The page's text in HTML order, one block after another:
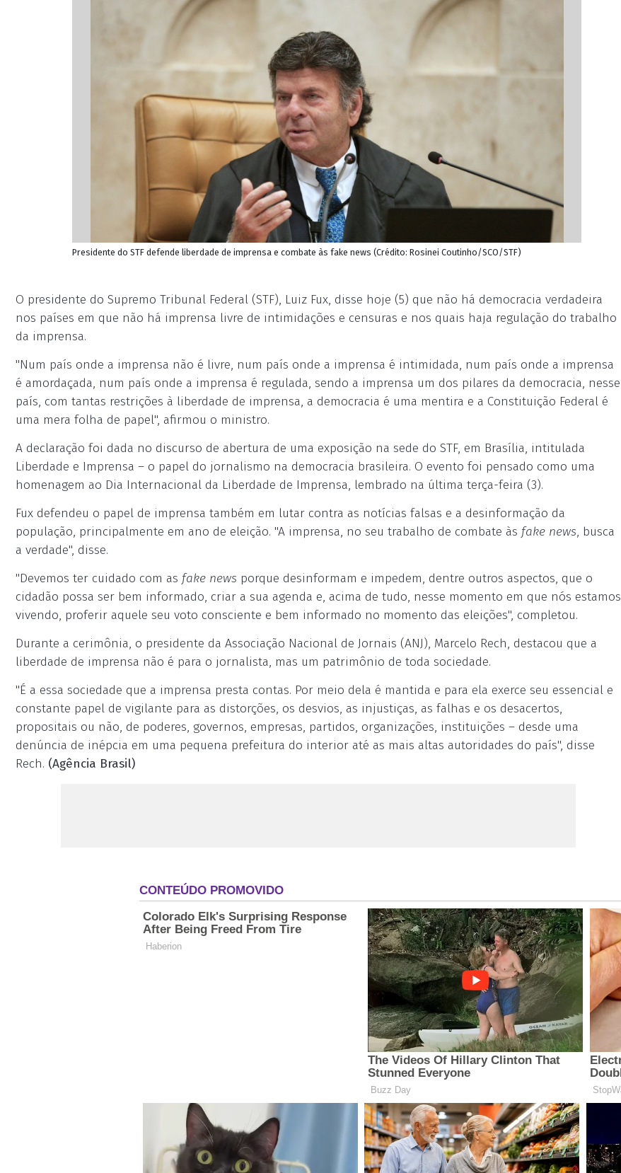
Presidente do STF defende liberdade de imprensa e combate às fake news (Crédito: Rosinei Coutinho/SCO/STF)
O presidente do Supremo Tribunal Federal (STF), Luiz Fux, disse hoje (5) que não há democracia verdadeira
nos países em que não há imprensa livre de intimidações e censuras e nos quais haja regulação do trabalho
da imprensa.
"Num país onde a imprensa não é livre, num país onde a imprensa é intimidada, num país onde a imprensa
é amordaçada, num país onde a imprensa é regulada, sendo a imprensa um dos pilares da democracia, nesse
país, com tantas restrições à liberdade de imprensa, a democracia é uma mentira e a Constituição Federal é
uma mera folha de papel", afirmou o ministro.
A declaração foi dada no discurso de abertura de uma exposição na sede do STF, em Brasília, intitulada
Liberdade e Imprensa – o papel do jornalismo na democracia brasileira. O evento foi pensado como uma
homenagem ao Dia Internacional da Liberdade de Imprensa, lembrado na última terça-feira (3).
Fux defendeu o papel de imprensa também em lutar contra as notícias falsas e a desinformação da
população, principalmente em ano de eleição. "A imprensa, no seu trabalho de combate às fake news, busca
a verdade", disse.
"Devemos ter cuidado com as fake news porque desinformam e impedem, dentre outros aspectos, que o
cidadão possa ser bem informado, criar a sua agenda e, acima de tudo, nesse momento em que nós estamos
vivendo, proferir aquele seu voto consciente e bem informado no momento das eleições", completou.
Durante a cerimônia, o presidente da Associação Nacional de Jornais (ANJ), Marcelo Rech, destacou que a
liberdade de imprensa não é para o jornalista, mas um patrimônio de toda sociedade.
"É a essa sociedade que a imprensa presta contas. Por meio dela é mantida e para ela exerce seu essencial e
constante papel de vigilante para as distorções, os desvios, as injustiças, as falhas e os desacertos,
propositais ou não, de poderes, governos, empresas, partidos, organizações, instituições – desde uma
denúncia de inépcia em uma pequena prefeitura do interior até as mais altas autoridades do país", disse
Rech. (Agência Brasil)